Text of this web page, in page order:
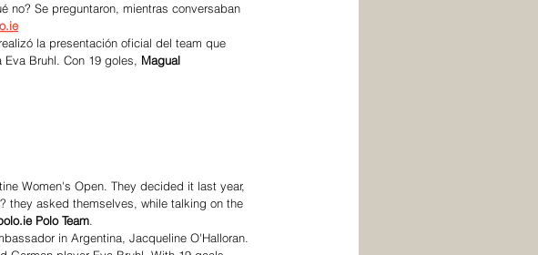
no? Se preguntaron, mientras conversaban
la presentación oficial del team que
Bruhl. Con 19 goles, Magual
Women's Open. They decided it last year,
they asked themselves, while talking on the
Polo Team.
in Argentina, Jacqueline O'Halloran.